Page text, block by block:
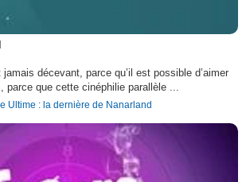
jamais décevant, parce qu’il est possible d’aimer
parce que cette cinéphilie parallèle ...
Ultime : la dernière de Nanarland